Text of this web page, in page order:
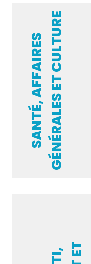
S
A
N
T
É
,
A
F
F
A
I
R
E
S
G
É
N
É
R
A
L
E
S
E
T
C
U
L
T
U
RE